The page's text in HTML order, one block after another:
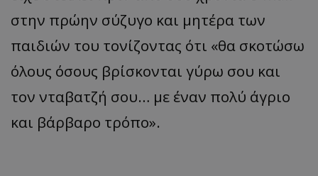
στην πρώην σύζυγο και μητέρα των
παιδιών του τονίζοντας ότι «θα σκοτώσω
όλους όσους βρίσκονται γύρω σου και
τον νταβατζή σου… με έναν πολύ άγριο
και βάρβαρο τρόπο».